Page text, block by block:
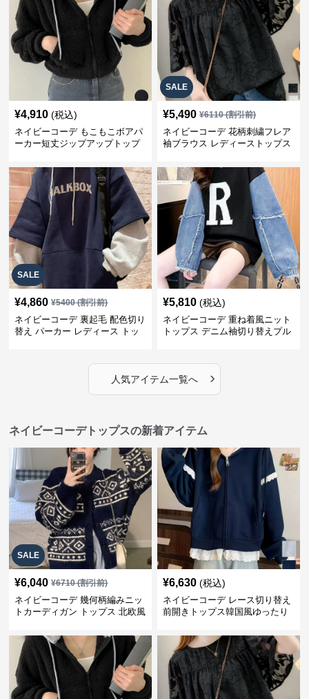
¥4,910 (税込)
ネイビーコーデ もこもこボアパ
ーカー短丈ジップアップトップ
SALE
¥5,490 ¥6110(割引前)
ネイビーコーデ 花柄刺繍フレア
袖ブラウス レディーストップス
SALE
¥4,860 ¥5400(割引前)
ネイビーコーデ 裏起毛 配色切り
替え パーカー レディース トッ
¥5,810 (税込)
ネイビーコーデ 重ね着風ニット
トップス デニム袖切り替えプル
人気アイテム一覧へ ›
ネイビーコーデトップスの新着アイテム
SALE
¥6,040 ¥6710(割引前)
ネイビーコーデ 幾何柄編みニッ
トカーディガン トップス 北欧風
¥6,630 (税込)
ネイビーコーデ レース切り替え
前開きトップス韓国風ゆったり